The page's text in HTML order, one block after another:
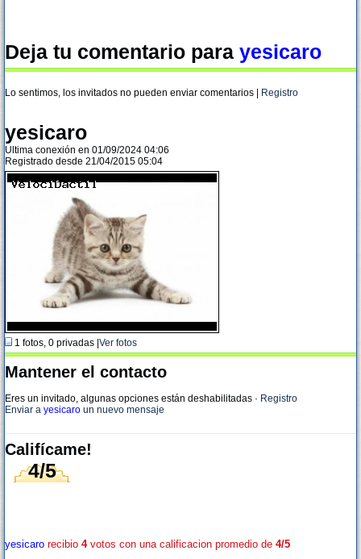
Deja tu comentario para yesicaro
Lo sentimos, los invitados no pueden enviar comentarios | Registro
yesicaro
Ultima conexión en 01/09/2024 04:06
Registrado desde 21/04/2015 05:04
1 fotos, 0 privadas | Ver fotos
Mantener el contacto
Eres un invitado, algunas opciones están deshabilitadas · Registro
Enviar a yesicaro un nuevo mensaje
Califícame!
4/5
yesicaro recibio 4votos con una calificacion promedio de 4/5